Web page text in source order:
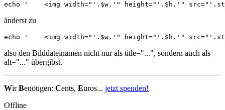
echo '    <img width="'.$w.'" height="'.$h.'"
änderst zu
echo '    <img width="'.$w.'" height="'.$h.'"
also den Bilddateinamen nicht nur als title="...", sondern auch als
alt="..." übergibst.
WirBenötigen: Cents, Euros... jetzt spenden!
Offline